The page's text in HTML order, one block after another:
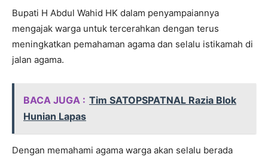
Bupati H Abdul Wahid HK dalam penyampaiannya
mengajak warga untuk tercerahkan dengan terus
meningkatkan pemahaman agama dan selalu istikamah di
jalan agama.
BACA JUGA : Tim SATOPSPATNAL Razia Blok
Hunian Lapas
Dengan memahami agama warga akan selalu berada